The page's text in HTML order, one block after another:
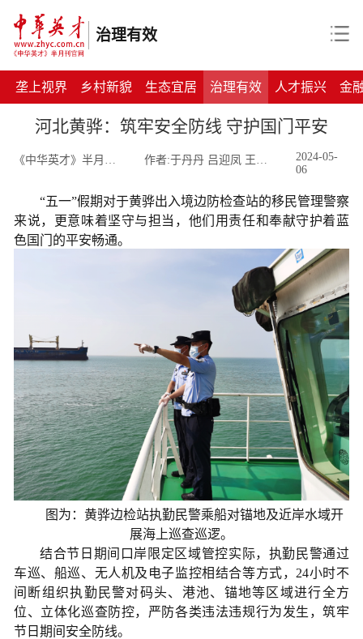
治理有效
垄上视界 乡村新貌 生态宜居 治理有效 人才振兴 金
河北黄骅：筑牢安全防线 守护国门平安
《中华英才》半月刊网 作者:于丹丹 吕迎凤 王心镭
2024-05-
06
“五一”假期对于黄骅出入境边防检查站的移民管理警察
来说，更意味着坚守与担当，他们用责任和奉献守护着蓝
色国门的平安畅通。
图为：黄骅边检站执勤民警乘船对锚地及近岸水域开
展海上巡查巡逻。
结合节日期间口岸限定区域管控实际，执勤民警通过
车巡、船巡、无人机及电子监控相结合等方式，24小时不
间断组织执勤民警对码头、港池、锚地等区域进行全方
位、立体化巡查防控，严防各类违法违规行为发生，筑牢
节日期间安全防线。